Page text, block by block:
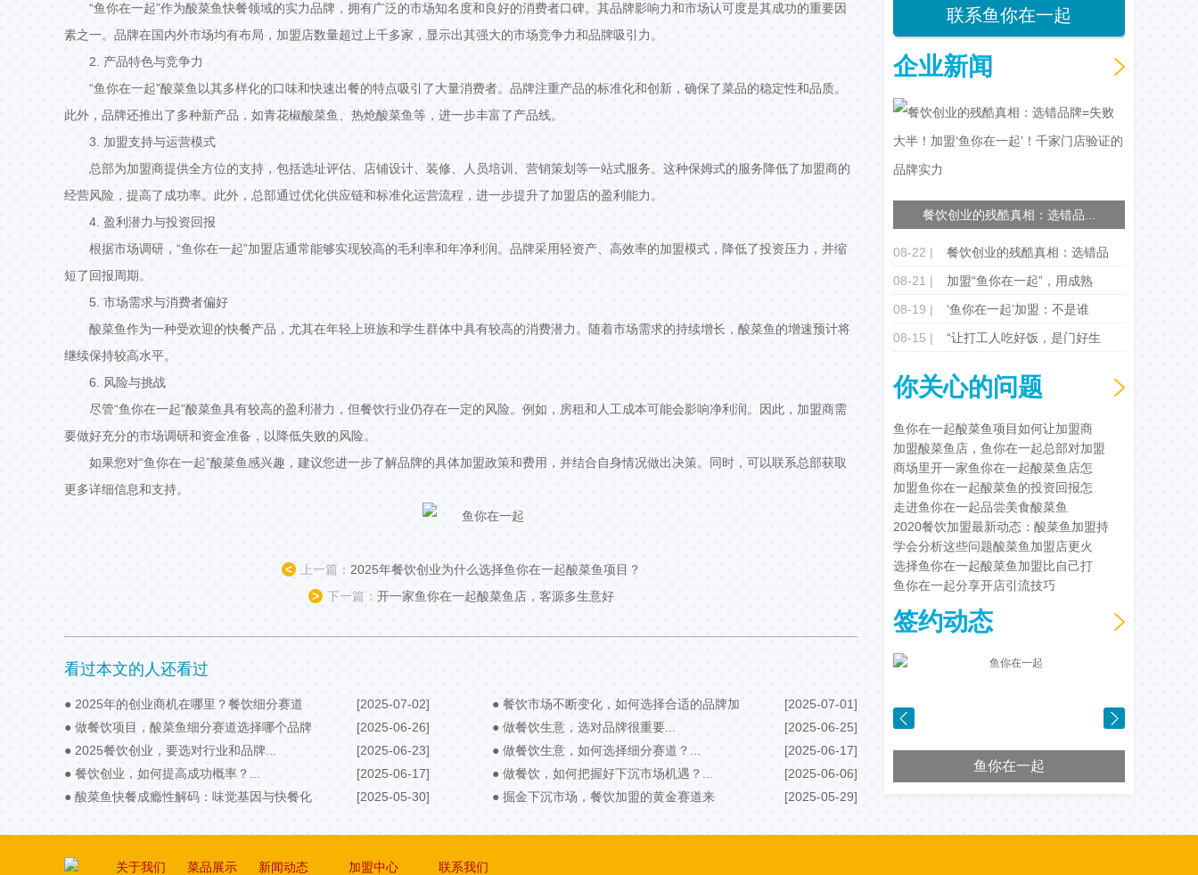
“鱼你在一起”作为酸菜鱼快餐领域的实力品牌，拥有广泛的市场知名度和良好的消费者口碑。其品牌影响力和市场认可度是其成功的重要因
素之一。品牌在国内外市场均有布局，加盟店数量超过上千多家，显示出其强大的市场竞争力和品牌吸引力。
2. 产品特色与竞争力
“鱼你在一起”酸菜鱼以其多样化的口味和快速出餐的特点吸引了大量消费者。品牌注重产品的标准化和创新，确保了菜品的稳定性和品质。
此外，品牌还推出了多种新产品，如青花椒酸菜鱼、热炝酸菜鱼等，进一步丰富了产品线。
3. 加盟支持与运营模式
总部为加盟商提供全方位的支持，包括选址评估、店铺设计、装修、人员培训、营销策划等一站式服务。这种保姆式的服务降低了加盟商的
经营风险，提高了成功率。此外，总部通过优化供应链和标准化运营流程，进一步提升了加盟店的盈利能力。
4. 盈利潜力与投资回报
根据市场调研，“鱼你在一起”加盟店通常能够实现较高的毛利率和年净利润。品牌采用轻资产、高效率的加盟模式，降低了投资压力，并缩
短了回报周期。
5. 市场需求与消费者偏好
酸菜鱼作为一种受欢迎的快餐产品，尤其在年轻上班族和学生群体中具有较高的消费潜力。随着市场需求的持续增长，酸菜鱼的增速预计将
继续保持较高水平。
6. 风险与挑战
尽管“鱼你在一起”酸菜鱼具有较高的盈利潜力，但餐饮行业仍存在一定的风险。例如，房租和人工成本可能会影响净利润。因此，加盟商需
要做好充分的市场调研和资金准备，以降低失败的风险。
如果您对“鱼你在一起”酸菜鱼感兴趣，建议您进一步了解品牌的具体加盟政策和费用，并结合自身情况做出决策。同时，可以联系总部获取
更多详细信息和支持。
< 上一篇： 2025年餐饮创业为什么选择鱼你在一起酸菜鱼项目？
> 下一篇： 开一家鱼你在一起酸菜鱼店，客源多生意好
看过本文的人还看过
[2025-07-02]
● 2025年的创业商机在哪里？餐饮细分赛道
要抓住...
[2025-07-01]
● 餐饮市场不断变化，如何选择合适的品牌加
盟？...
[2025-06-26]
● 做餐饮项目，酸菜鱼细分赛道选择哪个品牌
好？...
[2025-06-25]
● 做餐饮生意，选对品牌很重要...
[2025-06-23]
● 2025餐饮创业，要选对行业和品牌... [2025-06-17]
● 做餐饮生意，如何选择细分赛道？...
[2025-06-17]
● 餐饮创业，如何提高成功概率？... [2025-06-06]
● 做餐饮，如何把握好下沉市场机遇？...
[2025-05-30]
● 酸菜鱼快餐成瘾性解码：味觉基因与快餐化
[2025-05-29]
● 掘金下沉市场，餐饮加盟的黄金赛道来
联系鱼你在一起
企业新闻
餐饮创业的残酷真相：选错品...
08-22 |
餐饮创业的残酷真相：选错品
08-21 |
加盟“鱼你在一起”，用成熟
08-19 |
‘鱼你在一起’加盟：不是谁
08-15 |
“让打工人吃好饭，是门好生
你关心的问题
鱼你在一起酸菜鱼项目如何让加盟商
加盟酸菜鱼店，鱼你在一起总部对加盟
商场里开一家鱼你在一起酸菜鱼店怎
加盟鱼你在一起酸菜鱼的投资回报怎
走进鱼你在一起品尝美食酸菜鱼
2020餐饮加盟最新动态：酸菜鱼加盟持
学会分析这些问题酸菜鱼加盟店更火
选择鱼你在一起酸菜鱼加盟比自己打
鱼你在一起分享开店引流技巧
签约动态
鱼你在一起
关于我们 菜品展示 新闻动态 加盟中心 联系我们